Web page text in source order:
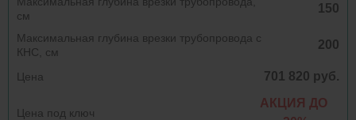
150
200
701 820 руб.
АКЦИЯ ДО